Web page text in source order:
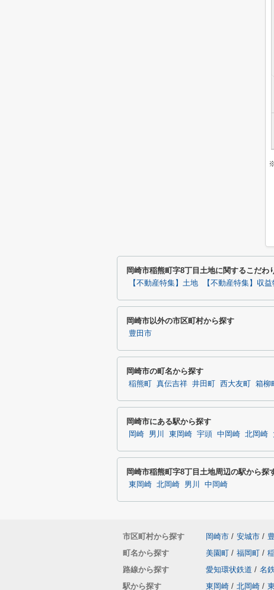
岡崎市稲熊町字8丁目土地に関するこだわ
【不動産特集】土地 【不動産特集】収
岡崎市以外の市区町村から探す
豊田市
岡崎市の町名から探す
稲熊町 真伝吉祥 井田町 西大友町 箱柳町
岡崎市にある駅から探す
岡崎 男川 東岡崎 宇頭 中岡崎 北岡崎
岡崎市稲熊町字8丁目土地周辺の駅から探
東岡崎 北岡崎 男川 中岡崎
市区町村から探す 岡崎市 / 安城市 /
町名から探す
美園町 / 福岡町 /
路線から探す
愛知環状鉄道 / 名
駅から探す
東岡崎 / 北岡崎 /